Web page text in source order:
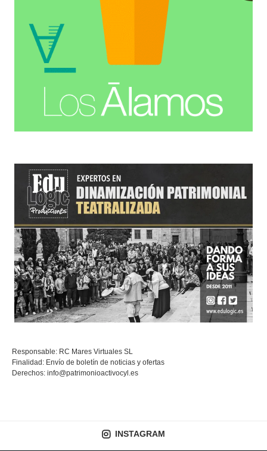
Responsable: RC Mares Virtuales SL
Finalidad: Envío de boletín de noticias y ofertas
Derechos: info@patrimonioactivocyl.es
INSTAGRAM